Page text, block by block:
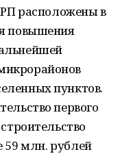
РП расположены в
повышения
пунктов.
первого
59 млн. рублей